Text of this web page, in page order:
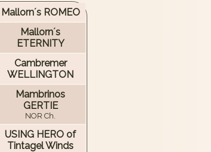
Mallorn´s ROMEO
Mallorn´s
ETERNITY
Cambremer
WELLINGTON
Mambrinos
GERTIE
NOR Ch.
USING HERO of
Tintagel Winds